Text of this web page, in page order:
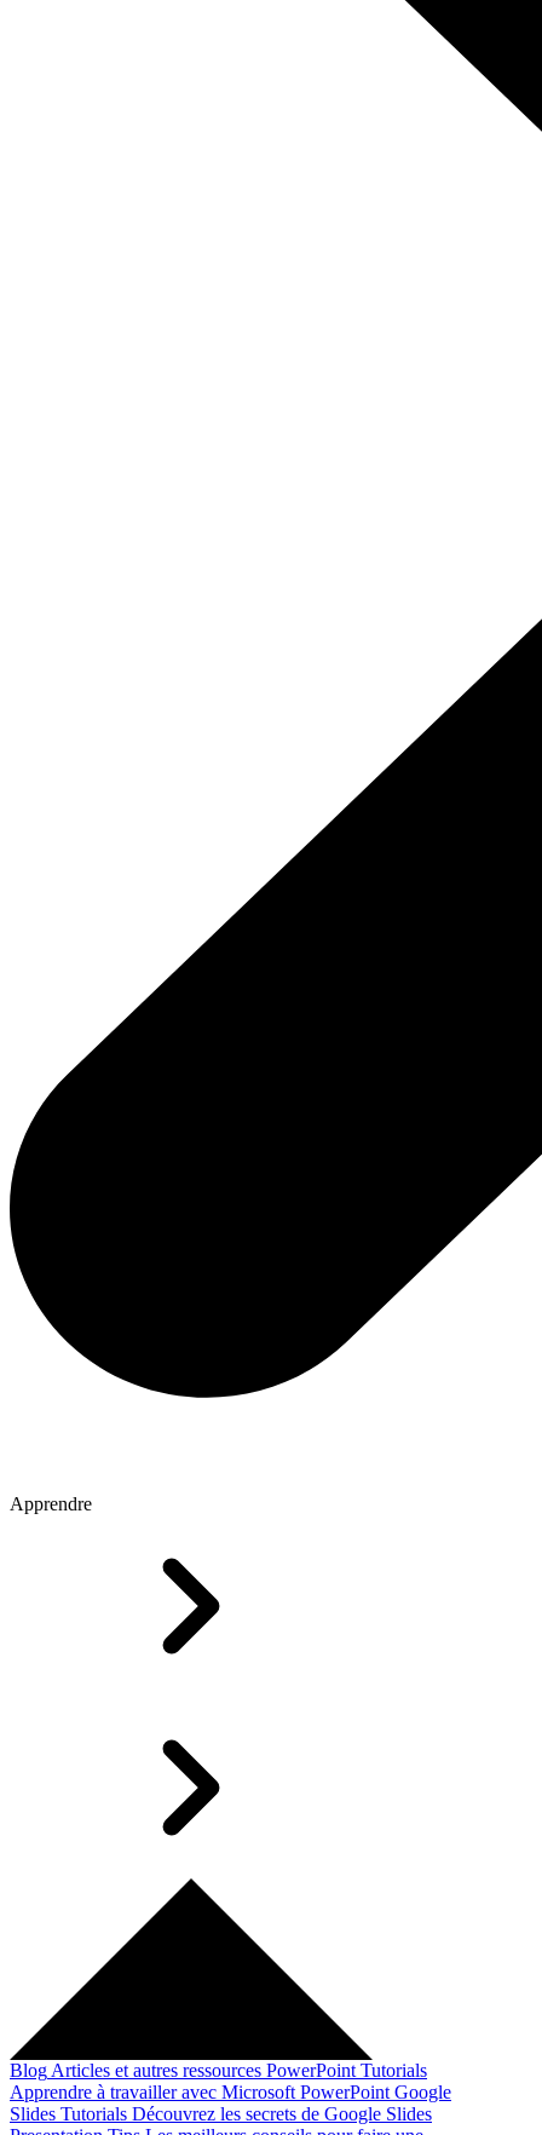
Apprendre
Blog Articles et autres ressources PowerPoint Tutorials
Apprendre à travailler avec Microsoft PowerPoint Google
Slides Tutorials Découvrez les secrets de Google Slides